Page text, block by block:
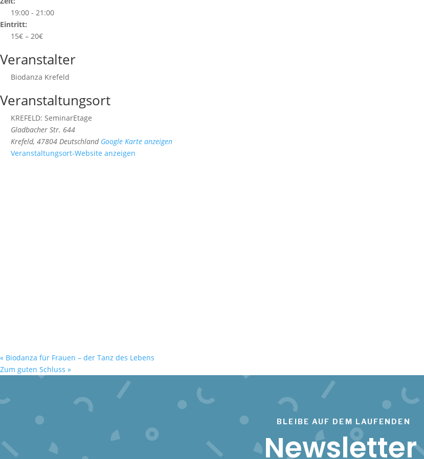
19:00 - 21:00
Eintritt:
15€ – 20€
Veranstalter
Biodanza Krefeld
Veranstaltungsort
KREFELD: SeminarEtage
Gladbacher Str. 644
Krefeld, 47804 Deutschland Google Karte anzeigen
Veranstaltungsort-Website anzeigen
« Biodanza für Frauen – der Tanz des Lebens
Zum guten Schluss »
BLEIBE AUF DEM LAUFENDEN
Newsletter